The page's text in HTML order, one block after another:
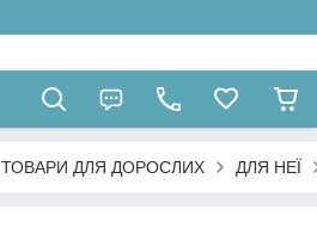
ТОВАРИ ДЛЯ ДОРОСЛИХ ДЛЯ НЕЇ